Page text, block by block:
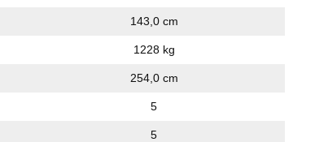
143,0 cm
1228 kg
254,0 cm
5
5